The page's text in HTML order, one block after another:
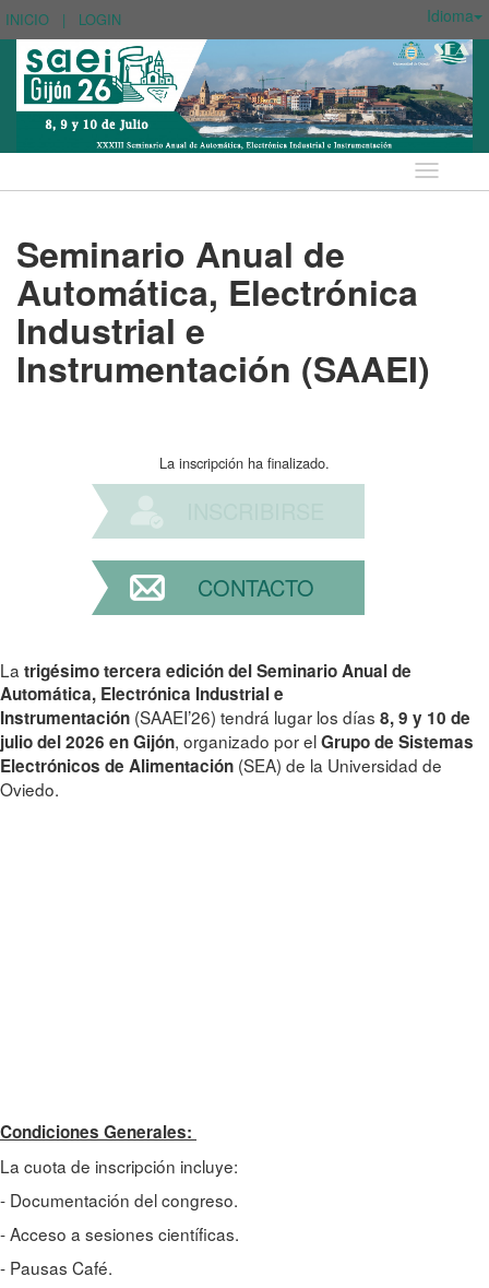
INICIO | LOGIN Idioma
Idioma
Seminario Anual de
Automática, Electrónica
Industrial e
Instrumentación (SAAEI)
La inscripción ha finalizado.
CONTACTO
Latrigésimo tercera edición del Seminario Anual de
Automática, Electrónica Industrial e
Instrumentación (SAAEI’26) tendrá lugar los días 8, 9 y 10 de
julio del 2026 en Gijón, organizado por elGrupo de Sistemas
Electrónicos de Alimentación (SEA) de la Universidad de
Oviedo.
Condiciones Generales:
La cuota de inscripción incluye:
- Documentación del congreso.
- Acceso a sesiones científicas.
- Pausas Café.